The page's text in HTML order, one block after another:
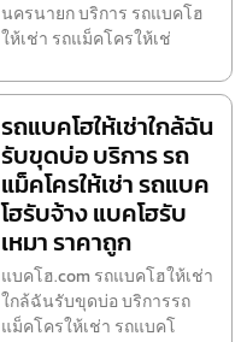
นครนายก บริการ รถแบคโฮ
ให้เช่า รถแม็คโครให้เช่
รถแบคโฮให้เช่าใกล้ฉัน
รับขุดบ่อ บริการ รถ
แม็คโครให้เช่า รถแบค
โฮรับจ้าง แบคโฮรับ
เหมา ราคาถูก
แบคโฮ.com รถแบคโฮให้เช่า
ใกล้ฉันรับขุดบ่อ บริการรถ
แม็คโครให้เช่า รถแบคโ